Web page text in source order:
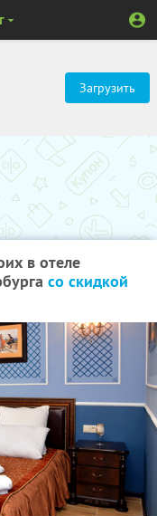
Загрузить
в отеле
со скидкой